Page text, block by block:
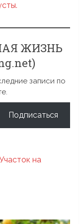
ЖИЗНЬ
записи по
Подписаться
на